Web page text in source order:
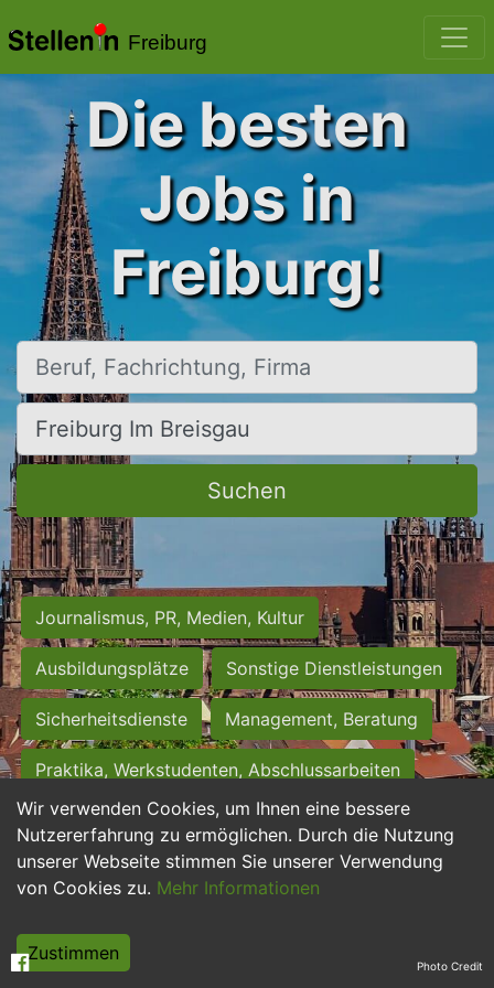
Freiburg
Wir verwenden Cookies, um Ihnen eine bessere
Nutzererfahrung zu ermöglichen. Durch die Nutzung
unserer Webseite stimmen Sie unserer Verwendung
von Cookies zu. Mehr Informationen
Zustimmen
Die besten
Jobs in
Freiburg!
Beruf, Fachrichtung, Firma
Ort, Stadt
Suchen
Journalismus, PR, Medien, Kultur
Ausbildungsplätze Sonstige Dienstleistungen
Sicherheitsdienste Management, Beratung
Praktika, Werkstudenten, Abschlussarbeiten
Personalwesen Assistenz, Sekretariat
Hilfskräfte, Aushilfs- und Nebenjobs
Weiterbildung, Studium, duale Ausbildung Photo Credit